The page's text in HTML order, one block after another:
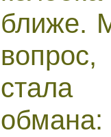
ближе.
обмана: